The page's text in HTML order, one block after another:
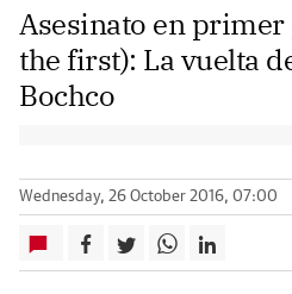
Asesinato en
the first): La vuelta
Bochco
Wednesday, 26 October 2016, 07:00